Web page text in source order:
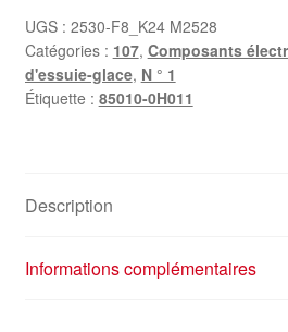
UGS : 2530-F8_K24 M2528
Catégories : 107, Composants
d'essuie-glace, N ° 1
Étiquette : 85010-0H011
Description
Informations complémentaires